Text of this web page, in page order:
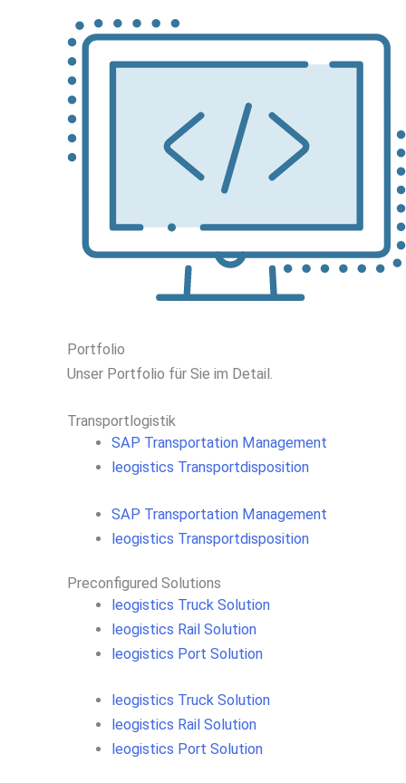
Portfolio
Unser Portfolio fürSie im Detail.
Transportlogistik
SAP Transportation Management
leogistics Transportdisposition
SAP Transportation Management
leogistics Transportdisposition
Preconfigured Solutions
leogistics Truck Solution
leogistics Rail Solution
leogistics Port Solution
leogistics Truck Solution
leogistics Rail Solution
leogistics Port Solution